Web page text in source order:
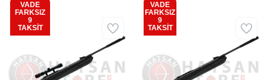
Aynı Gün
Ücretsiz
VADE
FARKSIZ
9
TAKSİT
VADE
FARKSIZ
9
TAKSİT
Kargo
Bedava